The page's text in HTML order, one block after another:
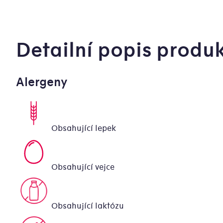
Detailní popis
Alergeny
Obsahující lepek
Obsahující vejce
Obsahující laktózu